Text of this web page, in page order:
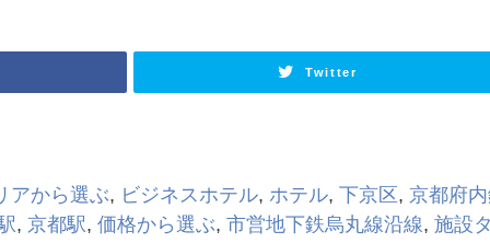
Twitter
アから選ぶ, ビジネスホテル, ホテル,下京区 ,京都府
,京都駅,価格から選ぶ,市営地下鉄烏丸線沿線,施設タ